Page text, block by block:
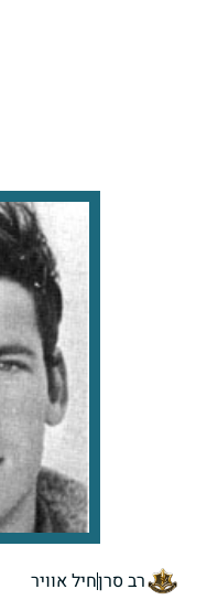
רב סרןחיל אוויר